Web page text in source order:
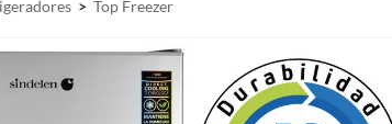
r
Top Freezer